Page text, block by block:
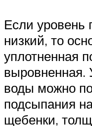
Если уровень
низкий, то
уплотненная
выровненная.
воды можно
подсыпания
щебенки,